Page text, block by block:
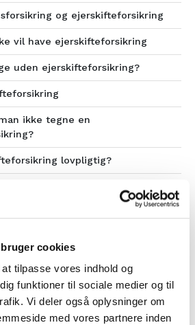
cookies
tilpasse vores indhold og
funktioner til sociale medier og til
Vi deler også oplysninger om
med vores partnere inden
og ejerskifteforsikring
vil have ejerskifteforsikring
uden ejerskifteforsikring?
ikke tegne en
lovpligtig?
skal være opfyldt for at
ejerskifteforsikring?
forbindelse med